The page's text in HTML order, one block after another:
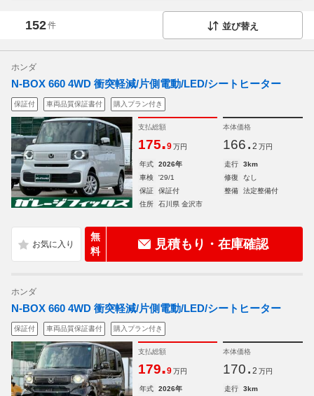
152件 並び替え
ホンダ
N-BOX 660 4WD 衝突軽減/片側電動/LED/シートヒーター
保証付 車両品質保証書付 購入プラン付き
支払総額
175.9 万円
本体価格
166. 2 万円
年式 2026年 走行
3km
車検
'29/1 修復
なし
保証
保証付 整備
法定整備付
住所
石川県 金沢市
無
料
見積もり・在庫確認
ホンダ
N-BOX 660 4WD 衝突軽減/片側電動/LED/シートヒーター
保証付 車両品質保証書付 購入プラン付き
支払総額
179.9 万円
本体価格
170. 2 万円
年式 2026年 走行
3km